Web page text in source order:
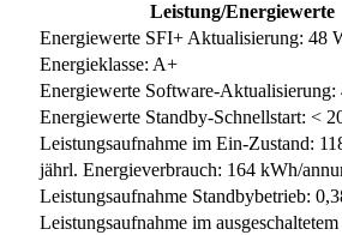
Leistung/Energiewerte
Energiewerte SFI+ Aktualisierung: 48
Energieklasse: A+
Energiewerte Software-Aktualisierung:
Energiewerte Standby-Schnellstart: <
Leistungsaufnahme im Ein-Zustand:
jährl. Energieverbrauch: 164 kWh/
Leistungsaufnahme Standbybetrieb:
Leistungsaufnahme im